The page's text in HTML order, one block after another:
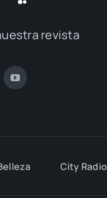
revis­ta
City Radio